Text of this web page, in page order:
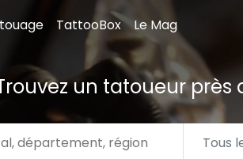
TattooBox Le Mag
un tatoueur près